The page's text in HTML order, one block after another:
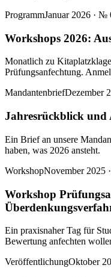
ProgrammJanuar 2026 · №
Workshops 2026:
Monatlich zu
Prüfungsanfechtung.
MandantenbriefDezember
Jahresrückblick und
Ein Brief an unsere
haben, was 2026 ansteht.
WorkshopNovember 2025
Workshop
Ein praxisnaher Tag für
Bewertung anfechten
VeröffentlichungOktober